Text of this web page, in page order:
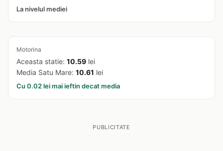
La nivelul mediei
Motorina
Aceasta statie: 10.59 lei
Media Satu Mare: 10.61 lei
Cu 0.02 lei mai ieftin decat media
PUBLICITATE